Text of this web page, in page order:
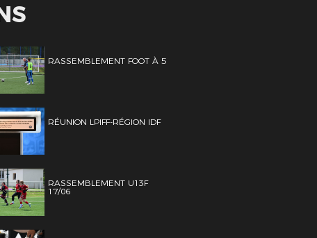
RASSEMBLEMENT FOOT À 5
RÉUNION LPIFF-RÉGION IDF
RASSEMBLEMENT U13F
17/06